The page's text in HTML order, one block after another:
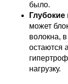
было.
Глубокие
может
волокна,
остаются
нагрузку.